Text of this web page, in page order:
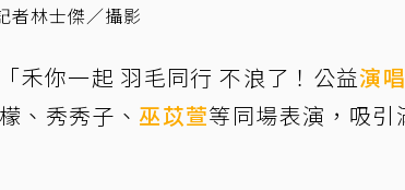
者林士傑／攝影
禾你一起 羽毛同行 不浪了！公益演
、秀秀子、 巫苡萱等同場表演，吸